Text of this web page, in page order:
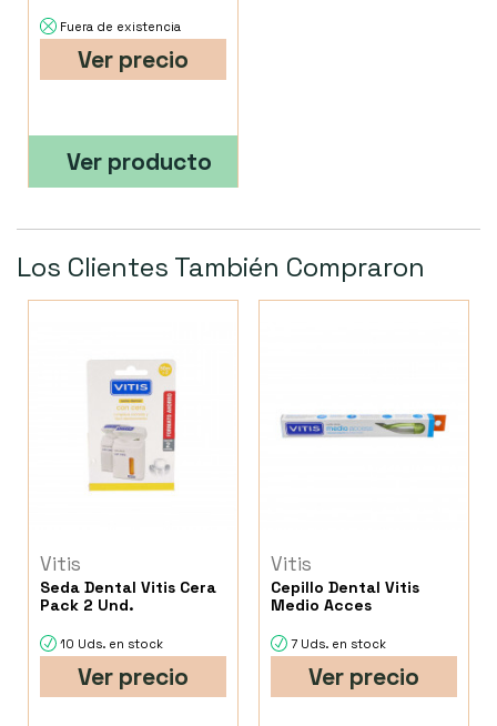
Fuera de existencia
Ver precio
Ver producto
Los Clientes También Compraron
Vitis
Seda Dental Vitis Cera
Pack 2 Und.
10 Uds. en stock
Ver precio
Vitis
Cepillo Dental Vitis
Medio Acces
7 Uds. en stock
Ver precio